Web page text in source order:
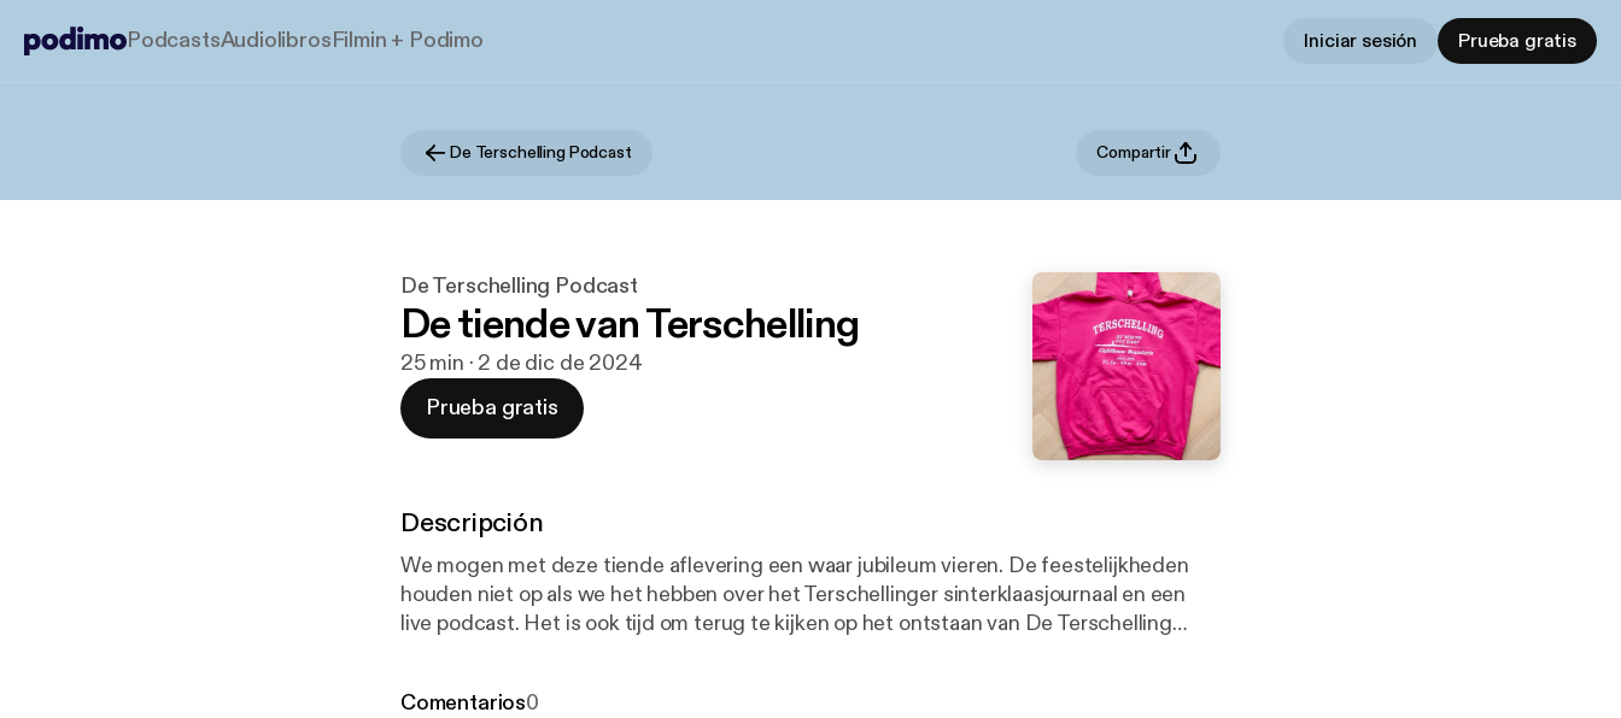
PodcastsAudiolibrosFilmin + Podimo Iniciar sesión Prueba gratis
De Terschelling Podcast Compartir
De Terschelling Podcast
De tiende van Terschelling
25 min · 2 de dic de 2024
Prueba gratis
Descripción
We mogen met deze tiende aflevering een waar jubileum vieren. De feestelijkheden
houden niet op als we het hebben over het Terschellinger sinterklaasjournaal en een
live podcast. Het is ook tijd om terug te kijken op het ontstaan van De Terschelling
Comentarios0